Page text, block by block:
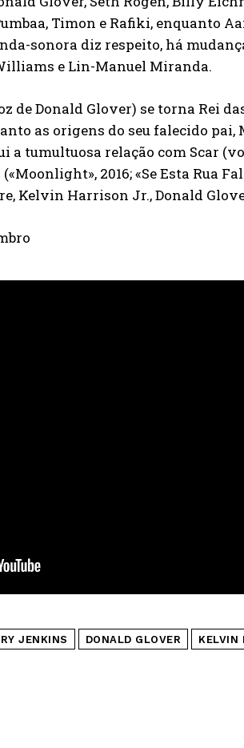
Timon e Rafiki, enquanto
sonora diz respeito, há
e Lin-Manuel Miranda.
de Donald Glover) se torna Rei
as origens do seu falecido pai,
a tumultuosa relação com Scar
2016; «Se Esta Rua
Kelvin Harrison Jr., Donald
JENKINS DONALD GLOVER KELVIN